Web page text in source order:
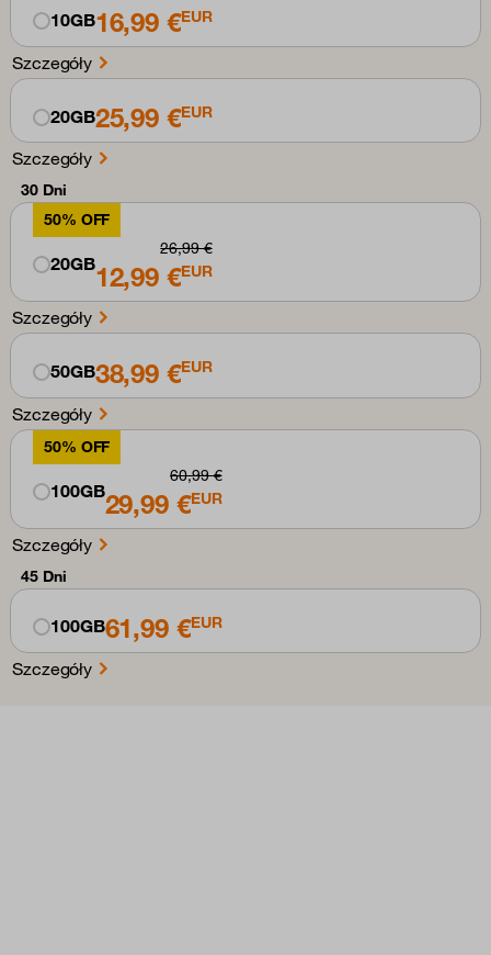
10GB16,99 €EUR
Szczegóły
20GB25,99 €EUR
Szczegóły
30 Dni
50% OFF
20GB
26,99 €
12,99 €EUR
Szczegóły
50GB38,99 €EUR
Szczegóły
50% OFF
100GB
60,99 €
29,99 €EUR
Szczegóły
45 Dni
100GB61,99 €EUR
Szczegóły